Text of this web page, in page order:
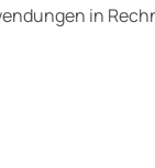
in